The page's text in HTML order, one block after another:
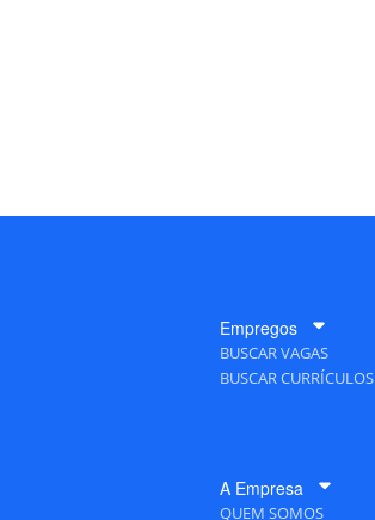
Empregos
BUSCAR VAGAS
BUSCAR CURRÍCULOS
A Empresa
QUEM SOMOS